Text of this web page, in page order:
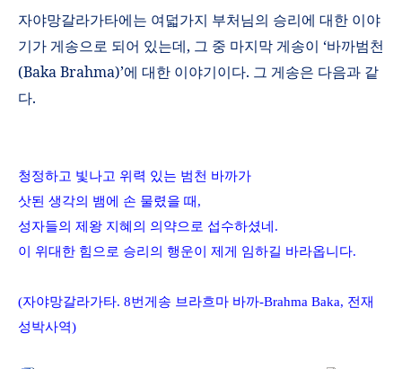
자야망갈라가타에는 여덟가지 부처님의 승리에 대한 이야
기가 게송으로 되어 있는데, 그 중 마지막 게송이 ‘바까범천
(Baka Brahma)’에 대한 이야기이다. 그 게송은 다음과 같
다.
청정하고 빛나고 위력 있는 범천 바까가
삿된 생각의 뱀에 손 물렸을 때 ,
성자들의 제왕 지혜의 의약으로 섭수하셨네 .
이 위대한 힘으로 승리의 행운이 제게 임하길 바라옵니다.
(자야망갈라가타. 8번게송 브라흐마 바까-Brahma Baka, 전재
성박사역)